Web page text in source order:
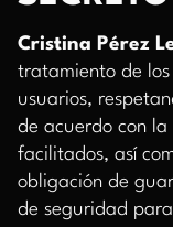
Cristina Pérez
tratamiento de los
usuarios,
de acuerdo con
facilitados, así
obligación de
de seguridad